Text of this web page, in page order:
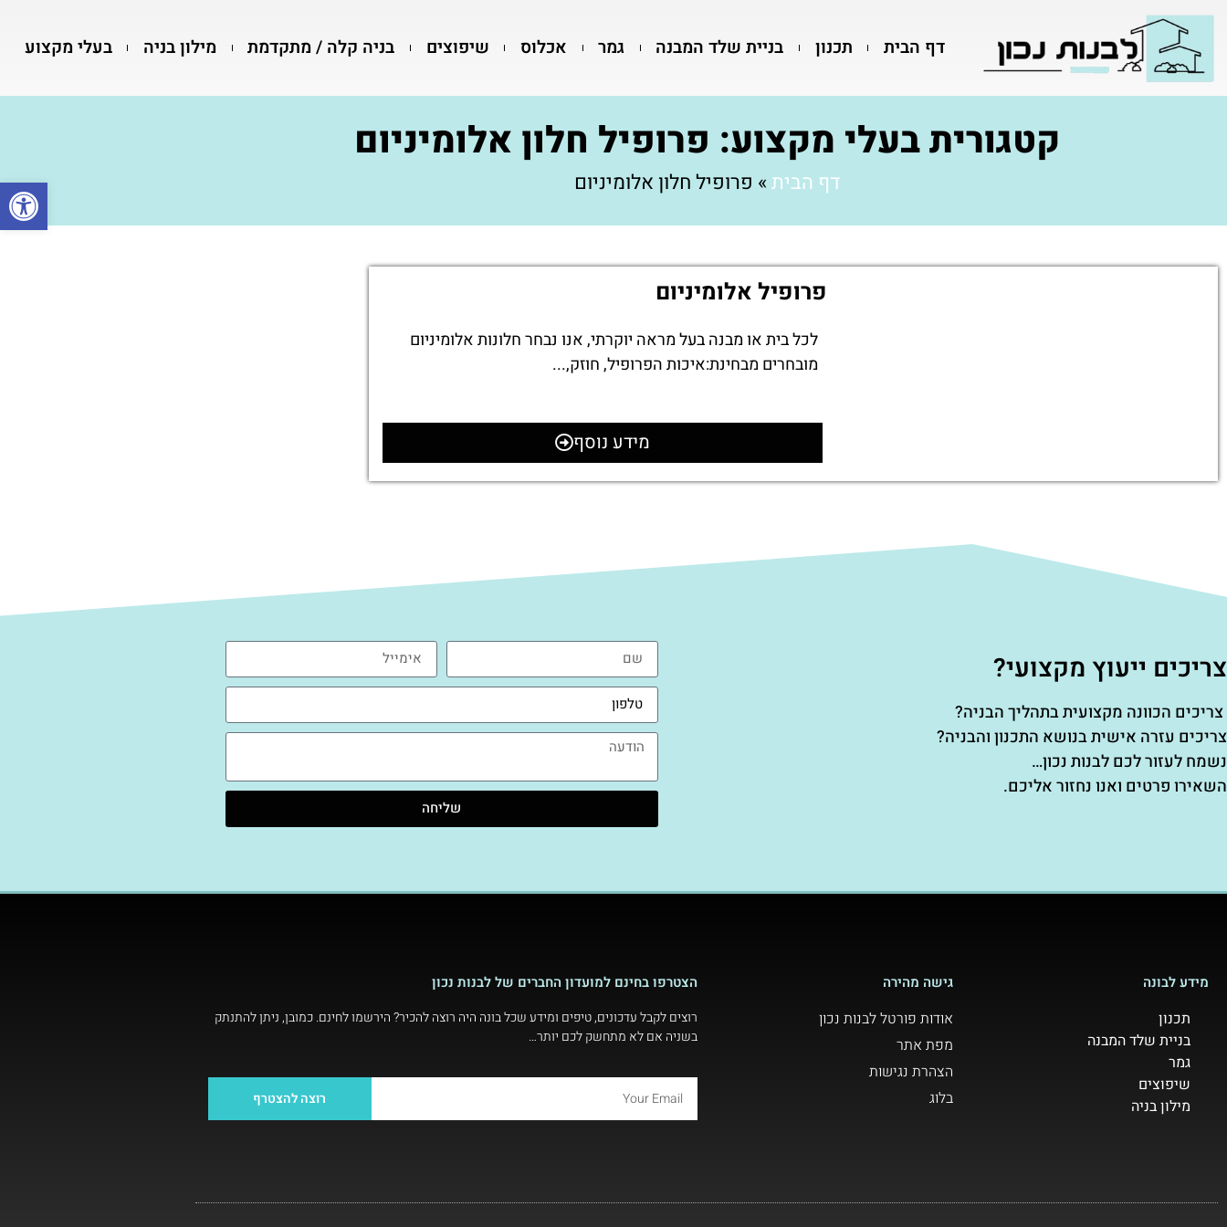
פתח
דף הבית תכנון בניית שלד המבנה גמר אכלוס שיפוצים בניה קלה / מתקדמת מילון בניה בעלי מקצוע
קטגורית בעלי מקצוע: פרופיל חלון אלומיניום
דף הבית» פרופיל חלון אלומיניום
פרופיל אלומיניום
לכל בית או מבנה בעל מראה יוקרתי, אנו נבחר חלונות אלומיניום
מובחרים מבחינת:איכות הפרופיל, חוזק,...
מידע נוסף
צריכים ייעוץ מקצועי?
צריכים הכוונה מקצועית בתהליך הבניה?
צריכים עזרה אישית בנושא התכנון והבניה?
נשמח לעזור לכם לבנות נכון…
השאירו פרטים ואנו נחזור אליכם.
שליחה
מידע לבונה
תכנון
בניית שלד המבנה
גמר
שיפוצים
מילון בניה
גישה מהירה
אודות פורטל לבנות נכון
מפת אתר
הצהרת נגישות
בלוג
הצטרפו בחינם למועדון החברים של לבנות נכון
רוצים לקבל עדכונים, טיפים ומידע שכל בונה היה רוצה להכיר? הירשמו לחינם. כמובן, ניתן להתנתק
בשניה אם לא מתחשק לכם יותר…
רוצה להצטרף